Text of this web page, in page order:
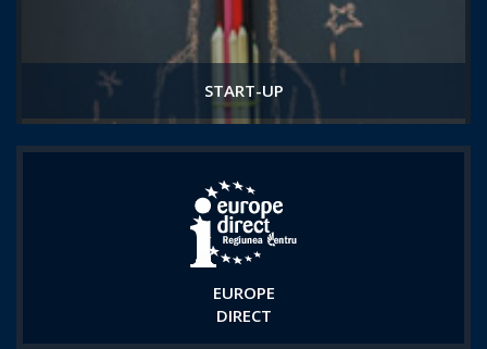
START-UP
EUROPE
DIRECT